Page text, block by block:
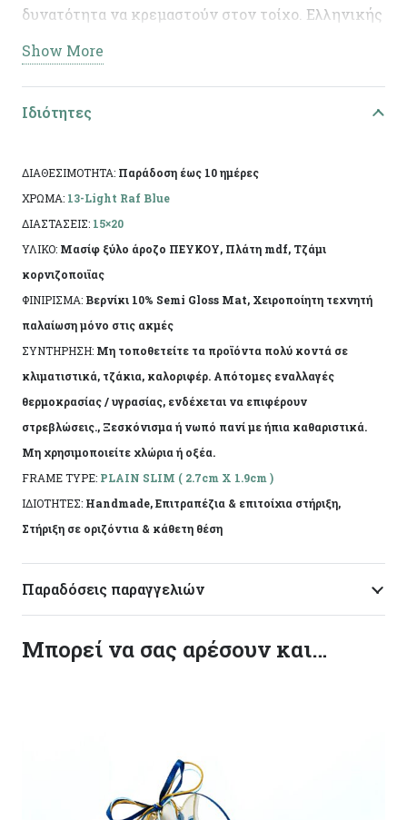
δυνατότητα να κρεμαστούν στον τοίχο. Ελληνικής
κατασκευής, με χειροποίητη τεχνητή παλαίωση
και φινίρισμα από άχρωμο προστατευτικό βερνίκι.
Η πρώτη ύλη επιτρέπει να εμφανίζονται τυχόν
νερά ή ρόζοι. Το αντικείμενο ενδέχεται να φέρει
χειροποίητης κατασκευής του.
Show More
Ιδιότητες
ΔΙΑΘΕΣΙΜΟΤΗΤΑ: Παράδοση έως 10 ημέρες
ΧΡΩΜΑ: 13-Light Raf Blue
ΔΙΑΣΤΑΣΕΙΣ: 15×20
ΥΛΙΚΟ: Μασίφ ξύλο άροζο ΠΕΥΚΟΥ, Πλάτη mdf, Τζάμι
κορνιζοποιϊας
ΦΙΝΙΡΙΣΜΑ: Βερνίκι 10% Semi Gloss Mat, Χειροποίητη τεχνητή
παλαίωση μόνο στις ακμές
ΣΥΝΤΗΡΗΣΗ: Μη τοποθετείτε τα προϊόντα πολύ κοντά σε
κλιματιστικά, τζάκια, καλοριφέρ. Απότομες εναλλαγές
θερμοκρασίας / υγρασίας, ενδέχεται να επιφέρουν
στρεβλώσεις., Ξεσκόνισμα ή νωπό πανί με ήπια καθαριστικά.
Μη χρησιμοποιείτε χλώρια ή οξέα.
FRAME TYPE: PLAIN SLIM ( 2.7cm X 1.9cm )
ΙΔΙΟΤΗΤΕΣ: Handmade, Επιτραπέζια & επιτοίχια στήριξη,
Στήριξη σε οριζόντια & κάθετη θέση
Παραδόσεις παραγγελιών
Μπορεί να σας αρέσουν και…